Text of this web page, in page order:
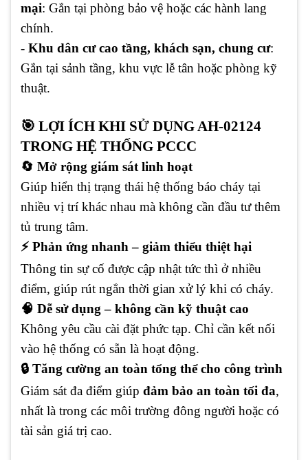
mại: Gắn tại phòng bảo vệ hoặc các hành lang
chính.
- Khu dân cư cao tầng, khách sạn, chung cư:
Gắn tại sảnh tầng, khu vực lễ tân hoặc phòng kỹ
thuật.
🎯 LỢI ÍCH KHI SỬ DỤNG AH-02124
TRONG HỆ THỐNG PCCC
🔄 Mở rộng giám sát linh hoạt
Giúp hiển thị trạng thái hệ thống báo cháy tại
nhiều vị trí khác nhau mà không cần đầu tư thêm
tủ trung tâm.
⚡ Phản ứng nhanh – giảm thiểu thiệt hại
Thông tin sự cố được cập nhật tức thì ở nhiều
điểm, giúp rút ngắn thời gian xử lý khi có cháy.
🧠 Dễ sử dụng – không cần kỹ thuật cao
Không yêu cầu cài đặt phức tạp. Chỉ cần kết nối
vào hệ thống có sẵn là hoạt động.
🔒 Tăng cường an toàn tổng thể cho công trình
Giám sát đa điểm giúp đảm bảo an toàn tối đa,
nhất là trong các môi trường đông người hoặc có
tài sản giá trị cao.